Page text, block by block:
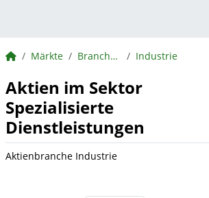
BörsenNEWS.de
Märkte Branchen Industrie
Aktien im Sektor
Spezialisierte
Dienstleistungen
Aktienbranche Industrie